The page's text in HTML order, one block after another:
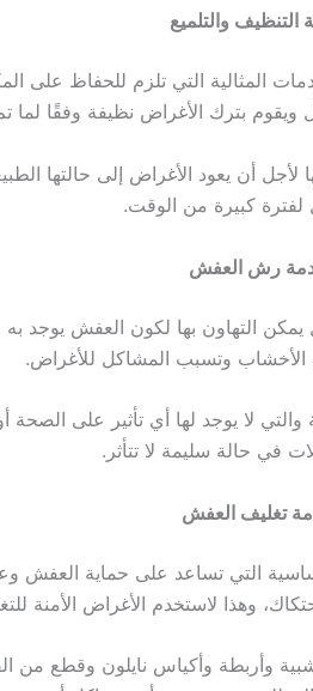
التنظيف والتلميع
المثالية التي تلزم للحفاظ على
ويقوم بترك الأغراض نظيفة وفقًا لما
لأجل أن يعود الأغراض إلى حالتها
كبيرة من الوقت.
رش العفش
التهاون بها لكون العفش يوجد
الأخشاب وتسبب المشاكل للأغراض.
لا يوجد لها أي تأثير على الصحة
في حالة سليمة لا تتأثر.
تغليف العفش
التي تساعد على حماية العفش
وهذا لاستخدم الأغراض الأمنة
وأربطة وأكياس نايلون وقطع من